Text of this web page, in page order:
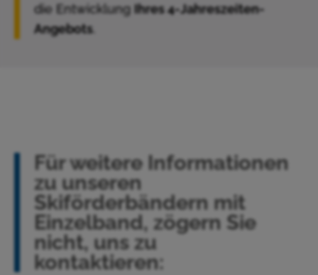
die Entwicklung Ihres 4-Jahreszeiten-
Angebots.
Für weitere Informationen
zu unseren
Skiförderbändern mit
Einzelband, zögern Sie
nicht, uns zu
kontaktieren: